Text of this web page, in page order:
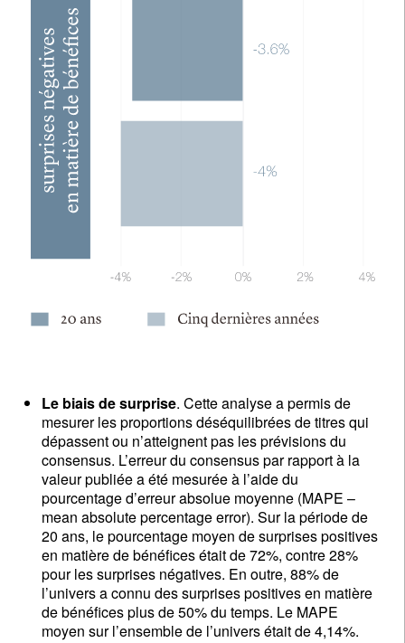
Le biais de surprise. Cette analyse a permis de
mesurer les proportions déséquilibrées de titres qui
dépassent ou n’atteignent pas les prévisions du
consensus. L’erreur du consensus par rapport à la
valeur publiée a été mesurée à l’aide du
pourcentage d’erreur absolue moyenne (MAPE –
mean absolute percentage error). Sur la période de
20 ans, le pourcentage moyen de surprises positives
en matière de bénéfices était de 72%, contre 28%
pour les surprises négatives. En outre, 88% de
l’univers a connu des surprises positives en matière
de bénéfices plus de 50% du temps. Le MAPE
moyen sur l’ensemble de l’univers était de 4,14%.